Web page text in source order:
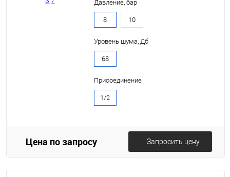
Давление, бар
8 10
Уровень шума, Дб
68
Присоединение
1/2
Цена по запросу Запросить цену